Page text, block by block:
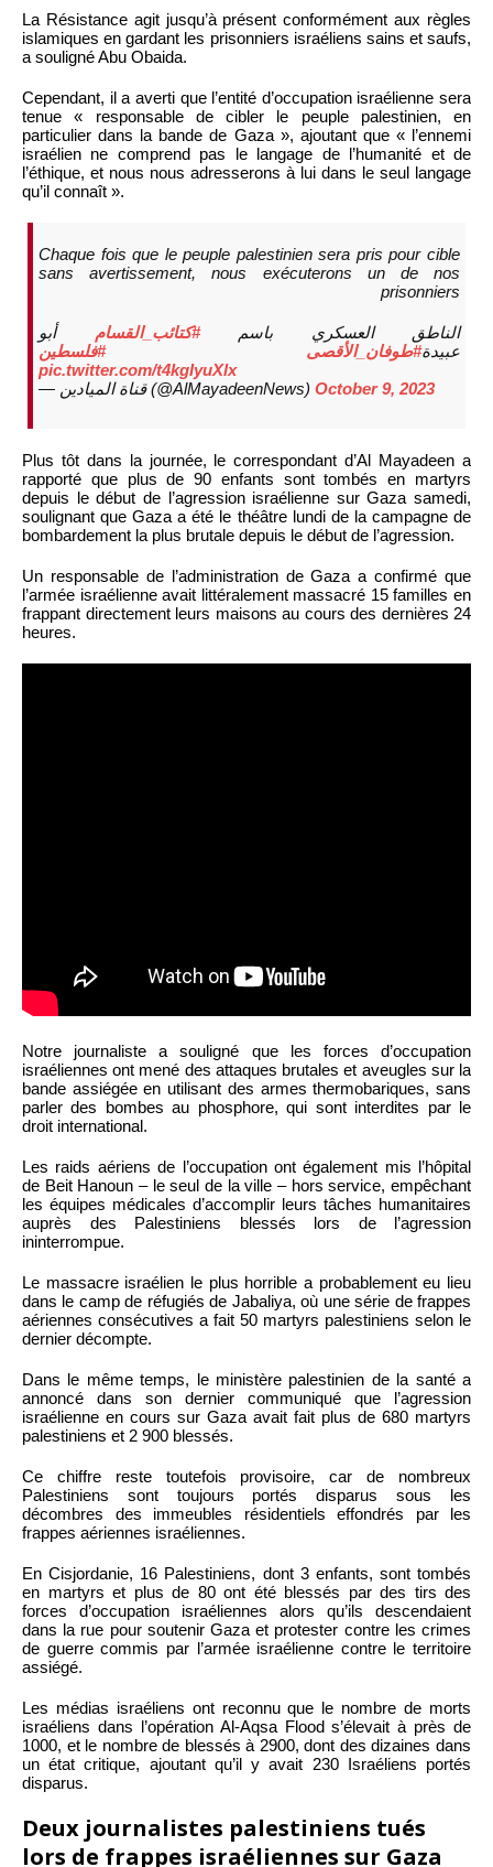
La Résistance agit jusqu’à présent conformément aux règles
islamiques en gardant les prisonniers israéliens sains et saufs,
a souligné Abu Obaida.
Cependant, il a averti que l’entité d’occupation israélienne sera
tenue « responsable de cibler le peuple palestinien, en
particulier dans la bande de Gaza », ajoutant que « l’ennemi
israélien ne comprend pas le langage de l’humanité et de
l’éthique, et nous nous adresserons à lui dans le seul langage
qu’il connaît ».
Chaque fois que le peuple palestinien sera pris pour cible
sans avertissement, nous exécuterons un de nos
prisonniers
الناطق العسكري باسم#كتائب_القسام أبو
عبيدة#طوفان_الأقصى
#فلسطين
pic.twitter.com/t4kgIyuXlx
— قناة الميادين (@AlMayadeenNews) October 9, 2023
Plus tôt dans la journée, le correspondant d’Al Mayadeen a
rapporté que plus de 90 enfants sont tombés en martyrs
depuis le début de l’agression israélienne sur Gaza samedi,
soulignant que Gaza a été le théâtre lundi de la campagne de
bombardement la plus brutale depuis le début de l’agression.
Un responsable de l’administration de Gaza a confirmé que
l’armée israélienne avait littéralement massacré 15 familles en
frappant directement leurs maisons au cours des dernières 24
heures.
Notre journaliste a souligné que les forces d’occupation
israéliennes ont mené des attaques brutales et aveugles sur la
bande assiégée en utilisant des armes thermobariques, sans
parler des bombes au phosphore, qui sont interdites par le
droit international.
Les raids aériens de l’occupation ont également mis l’hôpital
de Beit Hanoun – le seul de la ville – hors service, empêchant
les équipes médicales d’accomplir leurs tâches humanitaires
auprès des Palestiniens blessés lors de l’agression
ininterrompue.
Le massacre israélien le plus horrible a probablement eu lieu
dans le camp de réfugiés de Jabaliya, où une série de frappes
aériennes consécutives a fait 50 martyrs palestiniens selon le
dernier décompte.
Dans le même temps, le ministère palestinien de la santé a
annoncé dans son dernier communiqué que l’agression
israélienne en cours sur Gaza avait fait plus de 680 martyrs
palestiniens et 2 900 blessés.
Ce chiffre reste toutefois provisoire, car de nombreux
Palestiniens sont toujours portés disparus sous les
décombres des immeubles résidentiels effondrés par les
frappes aériennes israéliennes.
En Cisjordanie, 16 Palestiniens, dont 3 enfants, sont tombés
en martyrs et plus de 80 ont été blessés par des tirs des
forces d’occupation israéliennes alors qu’ils descendaient
dans la rue pour soutenir Gaza et protester contre les crimes
de guerre commis par l’armée israélienne contre le territoire
assiégé.
Les médias israéliens ont reconnu que le nombre de morts
israéliens dans l’opération Al-Aqsa Flood s’élevait à près de
1000, et le nombre de blessés à 2900, dont des dizaines dans
un état critique, ajoutant qu’il y avait 230 Israéliens portés
disparus.
Deux journalistes palestiniens tués
lors de frappes israéliennes sur Gaza